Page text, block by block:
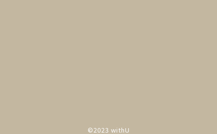
©︎2023 withU